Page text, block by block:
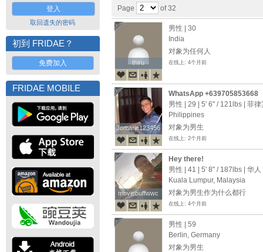
取回遗失的密码
初到 FRIDAE？
免费加入
FRIDAE MOBILE
Page of 32
thiru
thiru
男性 | 30
India
对象为任何人
在线上: 4个月前
Jomarie123456
Jomarie123456
WhatsApp +639705853668
男性 | 29 | 5' 6" / 121lbs | 菲
Philippines
对象为男生
在线上: 2个月前
moviebuffwwc
moviebuffwwc
Hey there!
男性 | 41 | 5' 8" / 187lbs | 华人
Kuala Lumpur, Malaysia
对象为男生作为什么都行
在线上: 4个月前
男性 | 59
Berlin, Germany
对象为男生